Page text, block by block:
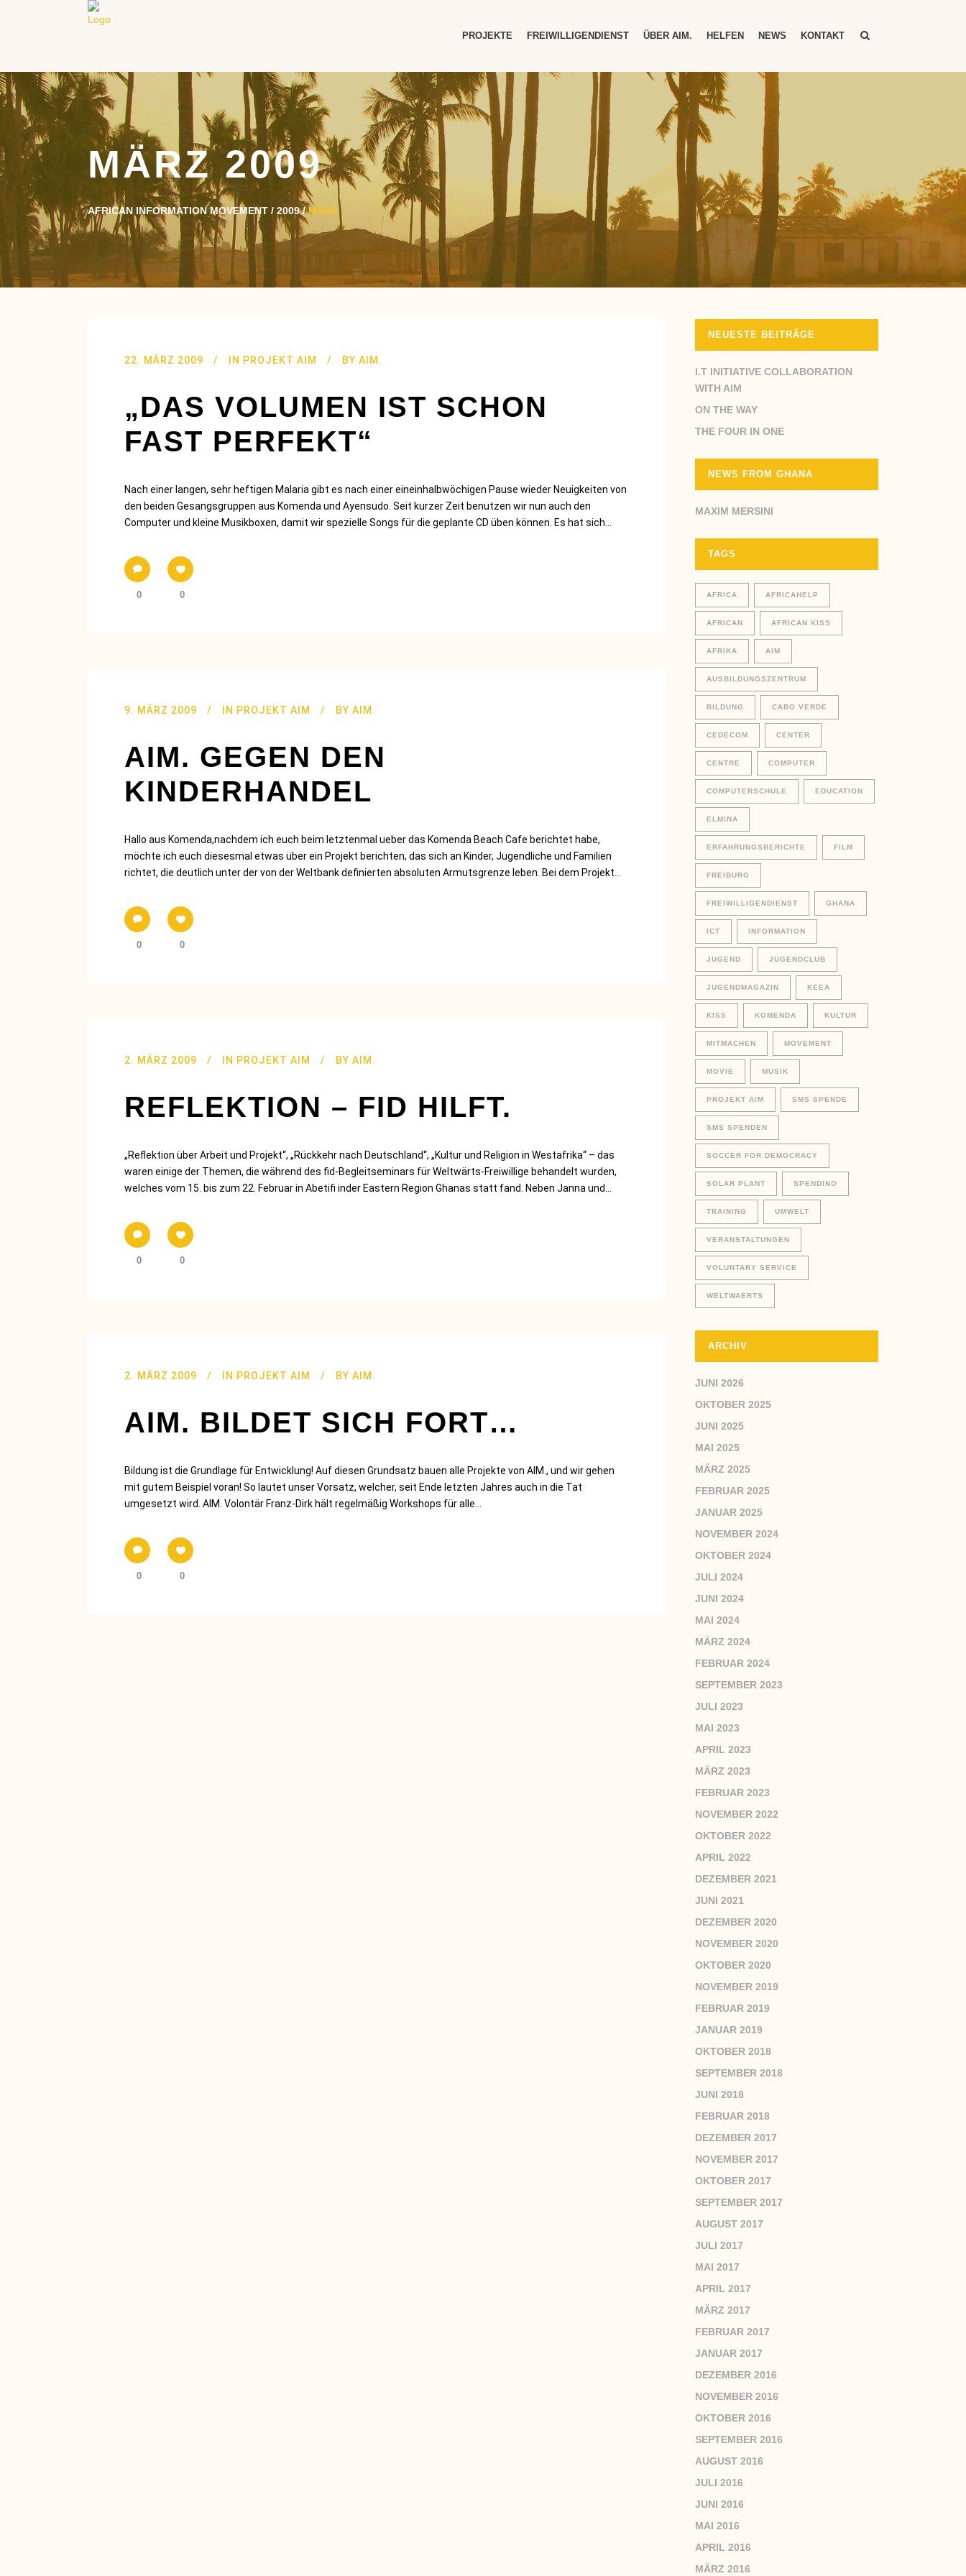
PROJEKTE FREIWILLIGENDIENST ÜBER AIM. HELFEN NEWS KONTAKT
MÄRZ 2009
AFRICAN INFORMATION MOVEMENT / 2009/MÄRZ
22. MÄRZ 2009 IN PROJEKT AIM BY AIM.
„DAS VOLUMEN IST SCHON
FAST PERFEKT“
Nach einer langen, sehr heftigen Malaria gibt es nach einer eineinhalbwöchigen Pause wieder Neuigkeiten von
den beiden Gesangsgruppen aus Komenda und Ayensudo. Seit kurzer Zeit benutzen wir nun auch den
Computer und kleine Musikboxen, damit wir spezielle Songs für die geplante CD üben können. Es hat sich...
0 0
9. MÄRZ 2009 IN PROJEKT AIM BY AIM.
AIM. GEGEN DEN
KINDERHANDEL
Hallo aus Komenda,nachdem ich euch beim letztenmal ueber das Komenda Beach Cafe berichtet habe,
möchte ich euch diesesmal etwas über ein Projekt berichten, das sich an Kinder, Jugendliche und Familien
richtet, die deutlich unter der von der Weltbank definierten absoluten Armutsgrenze leben. Bei dem Projekt...
0 0
2. MÄRZ 2009 IN PROJEKT AIM BY AIM.
REFLEKTION – FID HILFT.
„Reflektion über Arbeit und Projekt“, „Rückkehr nach Deutschland“, „Kultur und Religion in Westafrika“ – das
waren einige der Themen, die während des fid-Begleitseminars für Weltwärts-Freiwillige behandelt wurden,
welches vom 15. bis zum 22. Februar in Abetifi inder Eastern Region Ghanas statt fand. Neben Janna und...
0 0
2. MÄRZ 2009 IN PROJEKT AIM BY AIM.
AIM. BILDET SICH FORT…
Bildung ist die Grundlage für Entwicklung! Auf diesen Grundsatz bauen alle Projekte von AIM., und wir gehen
mit gutem Beispiel voran! So lautet unser Vorsatz, welcher, seit Ende letzten Jahres auch in die Tat
umgesetzt wird. AIM. Volontär Franz-Dirk hält regelmäßig Workshops für alle...
0 0
NEUESTE BEITRÄGE
I.T INITIATIVE COLLABORATION
WITH AIM
ON THE WAY
THE FOUR IN ONE
NEWS FROM GHANA
MAXIM MERSINI
TAGS
AFRICA AFRICAHELP
AFRICAN AFRICAN KISS
AFRIKA AIM
AUSBILDUNGSZENTRUM
BILDUNG CABO VERDE
CEDECOM CENTER
CENTRE COMPUTER
COMPUTERSCHULE EDUCATION
ELMINA
ERFAHRUNGSBERICHTE FILM
FREIBURG
FREIWILLIGENDIENST GHANA
ICT INFORMATION
JUGEND JUGENDCLUB
JUGENDMAGAZIN KEEA
KISS KOMENDA KULTUR
MITMACHEN MOVEMENT
MOVIE MUSIK
PROJEKT AIM SMS SPENDE
SMS SPENDEN
SOCCER FOR DEMOCRACY
SOLAR PLANT SPENDINO
TRAINING UMWELT
VERANSTALTUNGEN
VOLUNTARY SERVICE
WELTWAERTS
ARCHIV
JUNI 2026
OKTOBER 2025
JUNI 2025
MAI 2025
MÄRZ 2025
FEBRUAR 2025
JANUAR 2025
NOVEMBER 2024
OKTOBER 2024
JULI 2024
JUNI 2024
MAI 2024
MÄRZ 2024
FEBRUAR 2024
SEPTEMBER 2023
JULI 2023
MAI 2023
APRIL 2023
MÄRZ 2023
FEBRUAR 2023
NOVEMBER 2022
OKTOBER 2022
APRIL 2022
DEZEMBER 2021
JUNI 2021
DEZEMBER 2020
NOVEMBER 2020
OKTOBER 2020
NOVEMBER 2019
FEBRUAR 2019
JANUAR 2019
OKTOBER 2018
SEPTEMBER 2018
JUNI 2018
FEBRUAR 2018
DEZEMBER 2017
NOVEMBER 2017
OKTOBER 2017
SEPTEMBER 2017
AUGUST 2017
JULI 2017
MAI 2017
APRIL 2017
MÄRZ 2017
FEBRUAR 2017
JANUAR 2017
DEZEMBER 2016
NOVEMBER 2016
OKTOBER 2016
SEPTEMBER 2016
AUGUST 2016
JULI 2016
JUNI 2016
MAI 2016
APRIL 2016
MÄRZ 2016